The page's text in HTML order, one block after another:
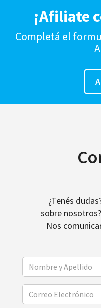
¡Afiliate
Completá el
¿Tenés
sobre
Nos